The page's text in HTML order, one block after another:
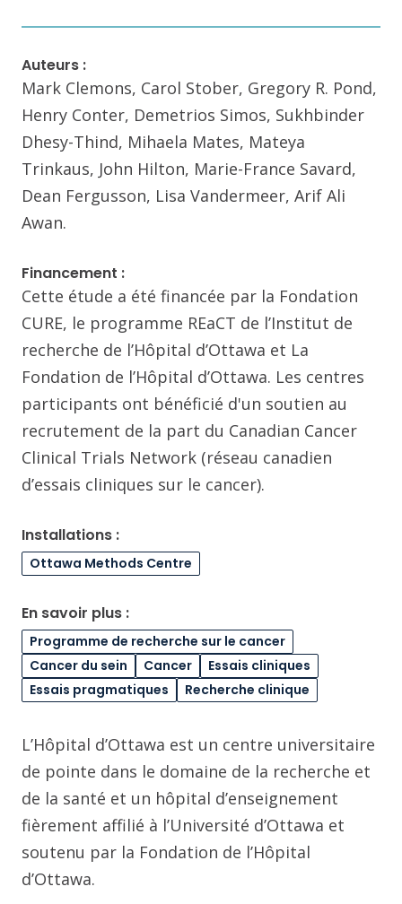
Auteurs :
Mark Clemons, Carol Stober, Gregory R. Pond,
Henry Conter, Demetrios Simos, Sukhbinder
Dhesy-Thind, Mihaela Mates, Mateya
Trinkaus, John Hilton, Marie-France Savard,
Dean Fergusson, Lisa Vandermeer, Arif Ali
Awan.
Financement :
Cette étude a été financée par la Fondation
CURE, le programme REaCT de l’Institut de
recherche de l’Hôpital d’Ottawa et La
Fondation de l’Hôpital d’Ottawa. Les centres
participants ont bénéficié d'un soutien au
recrutement de la part du Canadian Cancer
Clinical Trials Network (réseau canadien
d’essais cliniques sur le cancer).
Installations :
Ottawa Methods Centre
En savoir plus :
Programme de recherche sur le cancer
Cancer du sein
Cancer
Essais cliniques
Essais pragmatiques
Recherche clinique
L’Hôpital d’Ottawa est un centre universitaire
de pointe dans le domaine de la recherche et
de la santé et un hôpital d’enseignement
fièrement affilié à l’Université d’Ottawa et
soutenu par la Fondation de l’Hôpital
d’Ottawa.